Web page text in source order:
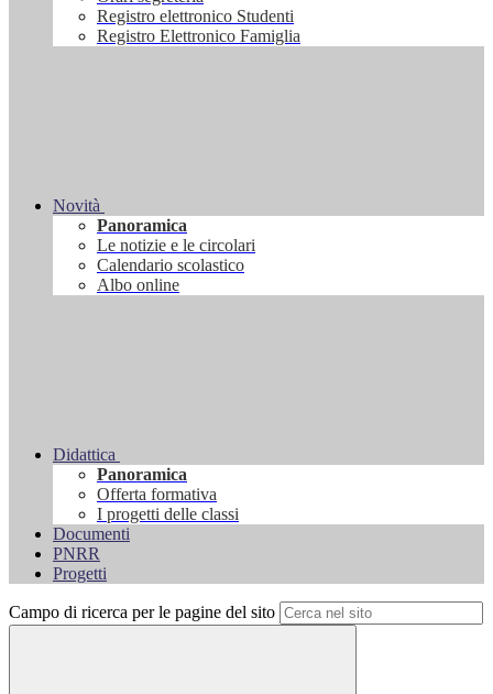
Registro elettronico Studenti
Registro Elettronico Famiglia
Novità
Panoramica
Le notizie e le circolari
Calendario scolastico
Albo online
Didattica
Panoramica
Offerta formativa
I progetti delle classi
Documenti
PNRR
Progetti
Campo di ricerca per le pagine del sito